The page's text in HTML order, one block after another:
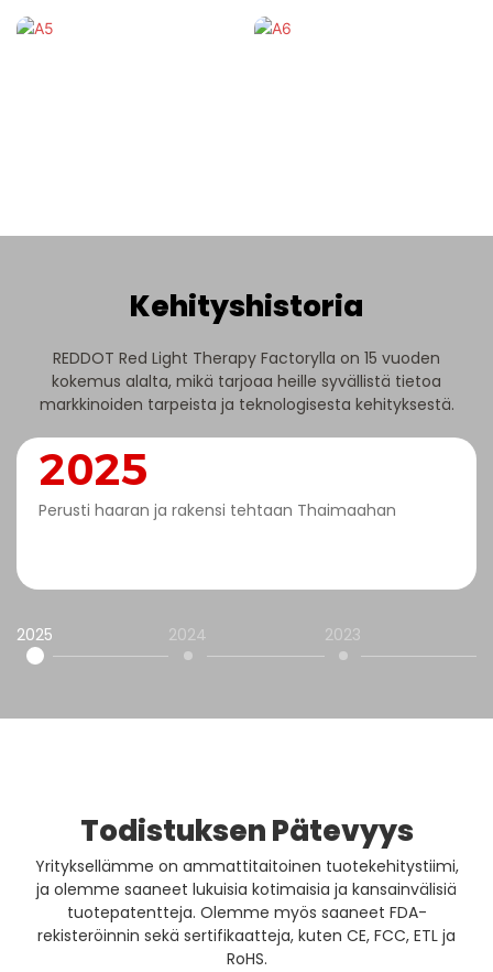
Kehityshistoria
REDDOT Red Light Therapy Factorylla on 15 vuoden
kokemus alalta, mikä tarjoaa heille syvällistä tietoa
markkinoiden tarpeista ja teknologisesta kehityksestä.
2025
Perusti haaran ja rakensi tehtaan Thaimaahan
2025 2024 2023
Todistuksen Pätevyys
Yrityksellämme on ammattitaitoinen tuotekehitystiimi,
ja olemme saaneet lukuisia kotimaisia ​​ja kansainvälisiä
tuotepatentteja. Olemme myös saaneet FDA-
rekisteröinnin sekä sertifikaatteja, kuten CE, FCC, ETL ja
RoHS.